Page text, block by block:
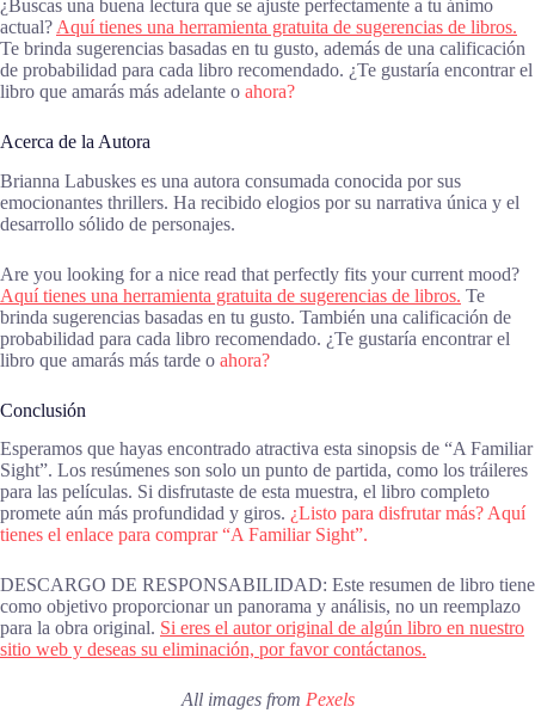
¿Buscas una buena lectura que se ajuste perfectamente a tu ánimo
actual? Aquí tienes una herramienta gratuita de sugerencias de libros.
Te brinda sugerencias basadas en tu gusto, además de una calificación
de probabilidad para cada libro recomendado. ¿Te gustaría encontrar el
libro que amarás más adelante o ahora?
Acerca de la Autora
Brianna Labuskes es una autora consumada conocida por sus
emocionantes thrillers. Ha recibido elogios por su narrativa única y el
desarrollo sólido de personajes.
Are you looking for a nice read that perfectly fits your current mood?
Aquí tienes una herramienta gratuita de sugerencias de libros. Te
brinda sugerencias basadas en tu gusto. También una calificación de
probabilidad para cada libro recomendado. ¿Te gustaría encontrar el
libro que amarás más tarde o ahora?
Conclusión
Esperamos que hayas encontrado atractiva esta sinopsis de “A Familiar
Sight”. Los resúmenes son solo un punto de partida, como los tráileres
para las películas. Si disfrutaste de esta muestra, el libro completo
promete aún más profundidad y giros. ¿Listo para disfrutar más? Aquí
tienes el enlace para comprar “A Familiar Sight”.
DESCARGO DE RESPONSABILIDAD: Este resumen de libro tiene
como objetivo proporcionar un panorama y análisis, no un reemplazo
para la obra original. Si eres el autor original de algún libro en nuestro
sitio web y deseas su eliminación, por favor contáctanos.
All images from Pexels